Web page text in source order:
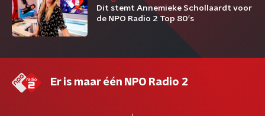
Dit stemt Annemieke Schollaardt voor
de NPO Radio 2 Top 80's
Er is maar één NPO Radio 2